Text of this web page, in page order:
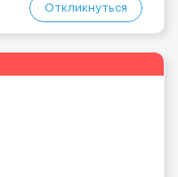
Откликнуться